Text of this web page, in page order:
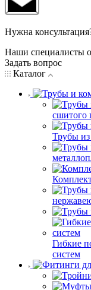
Нужна
Наши специалисты
Задать вопрос
Каталог
сшитого
Трубы из
Гибкие
систем